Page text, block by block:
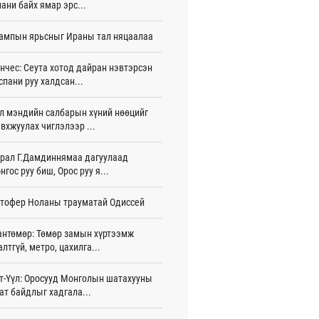
бэлтгэлээ хангаж байна
цаг 35 мин
байна
цаг 50 мин
15-наас улсын дугаарын тэгш,
хорооллын арын замыг өнөөдөр
цагаас хаана
цаг 44 мин
дизель түлшний онцгой албан
тэглэлээ
15 цаг 58 мин
гүнж Евгени гурав дахь хүүхдээ
авлаа
15 цаг 50 мин
байх ямар эрс...
ярьсныг Ираны тал няцаалаа
Сеута хотод дайран нэвтэрсэн
руу халдсан...
мэндийн салбарын хүний нөөцийг
чиглэлээр ...
Г.Дамдиннямаа дагуулаад
руу биш, Орос руу я...
Ноланы трауматай Одиссей
Төмөр замын хүртээмж
метро, цахилга...
Үүл: Оросууд Монголын шатахууны
байдлыг хадгала...